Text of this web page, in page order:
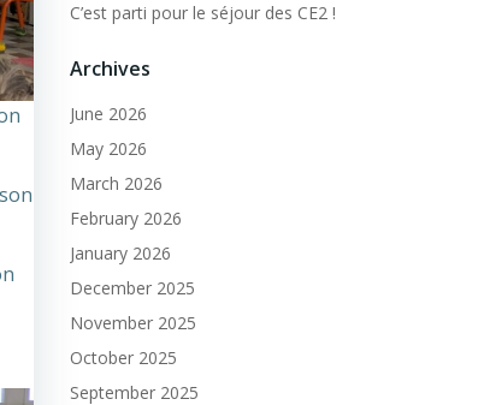
C’est parti pour le séjour des CE2 !
Archives
June 2026
May 2026
March 2026
February 2026
January 2026
December 2025
November 2025
October 2025
September 2025